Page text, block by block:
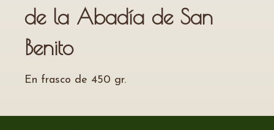
de la Abadía de San
Benito
En frasco de 450 gr.